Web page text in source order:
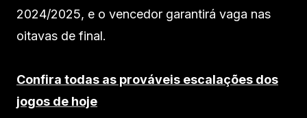
2024/2025, e o vencedor garantirá vaga nas
oitavas de final.
Confira todas as prováveis escalações dos
jogos de hoje